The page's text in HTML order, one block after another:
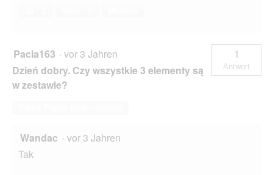
Pacia163 · vor 3 Jahren
Dzień dobry. Czy wszystkie 3 elementy są
w zestawie?
1
Antwort
Wandac · vor 3 Jahren
Tak